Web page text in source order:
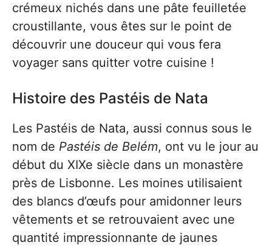
crémeux nichés dans une pâte feuilletée
croustillante, vous êtes sur le point de
découvrir une douceur qui vous fera
voyager sans quitter votre cuisine !
Histoire des Pastéis de Nata
Les Pastéis de Nata, aussi connus sous le
nom de Pastéis de Belém, ont vu le jour au
début du XIXe siècle dans un monastère
près de Lisbonne. Les moines utilisaient
des blancs d’œufs pour amidonner leurs
vêtements et se retrouvaient avec une
quantité impressionnante de jaunes